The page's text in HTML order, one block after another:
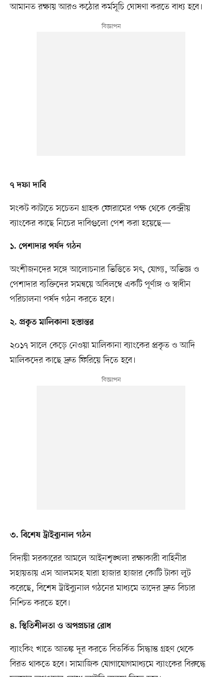
আমানত রক্ষায় আরও কঠোর কর্মসূচি ঘোষণা করতে বাধ্য হবে।
৭ দফা দাবি
সংকট কাটাতে সচেতন গ্রাহক ফোরামের পক্ষ থেকে কেন্দ্রীয়
ব্যাংকের কাছে নিচের দাবিগুলো পেশ করা হয়েছে—
১. পেশাদার পর্ষদ গঠন
অংশীজনদের সঙ্গে আলোচনার ভিত্তিতে সৎ, যোগ্য, অভিজ্ঞ ও
পেশাদার ব্যক্তিদের সমন্বয়ে অবিলম্বে একটি পূর্ণাঙ্গ ও স্বাধীন
পরিচালনা পর্ষদ গঠন করতে হবে।
২. প্রকৃত মালিকানা হস্তান্তর
২০১৭ সালে কেড়ে নেওয়া মালিকানা ব্যাংকের প্রকৃত ও আদি
মালিকদের কাছে দ্রুত ফিরিয়ে দিতে হবে।
৩. বিশেষ ট্রাইব্যুনাল গঠন
বিদায়ী সরকারের আমলে আইনশৃঙ্খলা রক্ষাকারী বাহিনীর
সহায়তায় এস আলমসহ যারা হাজার হাজার কোটি টাকা লুট
করেছে, বিশেষ ট্রাইব্যুনাল গঠনের মাধ্যমে তাদের দ্রুত বিচার
নিশ্চিত করতে হবে।
৪. স্থিতিশীলতা ও অপপ্রচার রোধ
ব্যাংকিং খাতে আতঙ্ক দূর করতে বিতর্কিত সিদ্ধান্ত গ্রহণ থেকে
বিরত থাকতে হবে। সামাজিক যোগাযোগমাধ্যমে ব্যাংকের বিরুদ্ধে